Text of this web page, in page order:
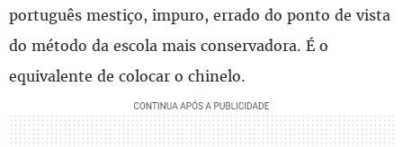
português mestiço, impuro, errado do ponto de vista
do método da escola mais conservadora. É o
equivalente de colocar o chinelo.